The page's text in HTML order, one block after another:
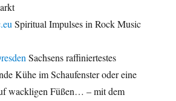
Spiritual Impulses in Rock Music
Sachsens raffiniertestes
Kühe im Schaufenster oder eine
wackligen Füßen… – mit dem